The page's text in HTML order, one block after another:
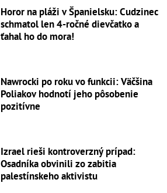
Horor na pláži v Španielsku: Cudzinec
schmatol len 4-ročné dievčatko a
ťahal ho do mora!
Nawrocki po roku vo funkcii: Väčšina
Poliakov hodnotí jeho pôsobenie
pozitívne
Izrael rieši kontroverzný prípad:
Osadníka obvinili zo zabitia
palestínskeho aktivistu